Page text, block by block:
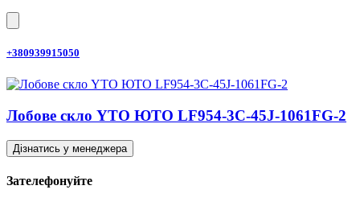
+380939915050
Лобове скло YTO ЮТО LF954-3C-45J-1061FG-2
Дізнатись у менеджера
Зателефонуйте